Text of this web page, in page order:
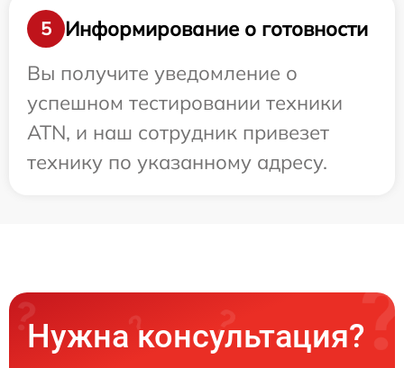
5
Информирование о готовности
Вы получите уведомление о
успешном тестировании техники
ATN, и наш сотрудник привезет
технику по указанному адресу.
Нужна консультация?